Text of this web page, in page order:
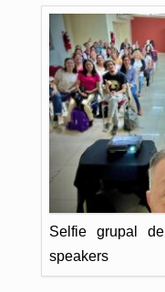
Selfie grupal
speakers